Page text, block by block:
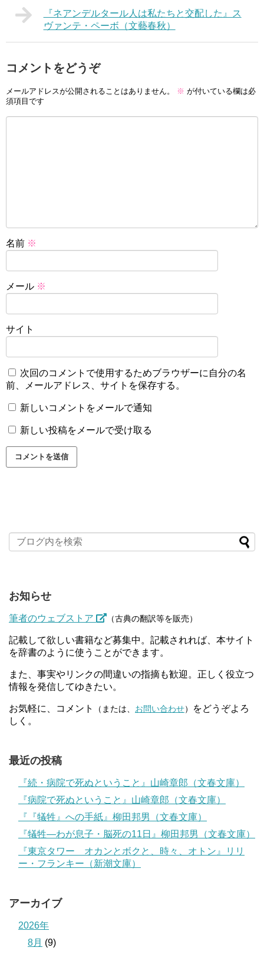
『ネアンデルタール人は私たちと交配した』ス
ヴァンテ・ペーボ（文藝春秋）
コメントをどうぞ
メールアドレスが公開されることはありません。 ※ が付いている欄は必
須項目です
名前 ※
メール ※
サイト
次回のコメントで使用するためブラウザーに自分の名
前、メールアドレス、サイトを保存する。
新しいコメントをメールで通知
新しい投稿をメールで受け取る
お知らせ
筆者のウェブストア （古典の翻訳等を販売）
記載して欲しい書籍など募集中。記載されれば、本サイト
を辞書のように使うことができます。
また、事実やリンクの間違いの指摘も歓迎。正しく役立つ
情報を発信してゆきたい。
お気軽に、コメント （または、 お問い合わせ）
をどうぞよろ
しく。
最近の投稿
『続・病院で死ぬということ』山崎章郎（文春文庫）
『病院で死ぬということ』山崎章郎（文春文庫）
『『犠牲』への手紙』柳田邦男（文春文庫）
『犠牲―わが息子・脳死の11日』柳田邦男（文春文庫）
『東京タワー オカンとボクと、時々、オトン』リリ
ー・フランキー（新潮文庫）
アーカイブ
2026年
8月 (9)